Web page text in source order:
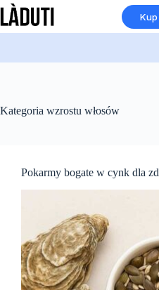
Przejdź
do
treści
Kategoria wzrostu włosów
Pokarmy bogate w cynk dla